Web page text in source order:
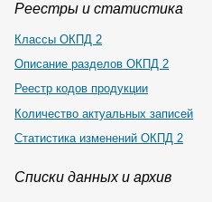
Реестры и статистика
Классы ОКПД 2
Описание разделов ОКПД 2
Реестр кодов продукции
Количество актуальных записей
Статистика изменений ОКПД 2
Списки данных и архив